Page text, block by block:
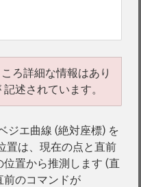
ろ詳細な情報はあり
述されています。
ジエ曲線 (絶対座標) を
置は、現在の点と直前
置から推測します (直
前のコマンドが